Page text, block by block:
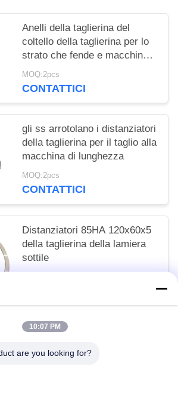
Anelli della taglierina del
coltello della taglierina per lo
strato che fende e macchina
di riavvolgimento
MOQ:2pcs
CONTATTICI
gli ss arrotolano i distanziatori
della taglierina per il taglio alla
macchina di lunghezza
MOQ:2pcs
CONTATTICI
Distanziatori 85HA 120x60x5
della taglierina della lamiera
sottile
10:07 PM
are you looking for?